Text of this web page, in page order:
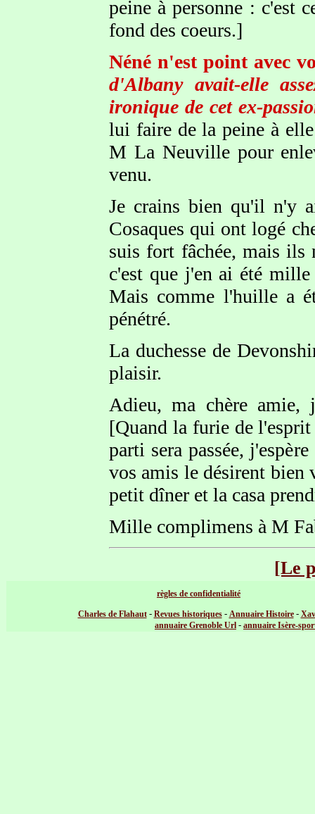
peine à personne : c'est
fond des coeurs.]
Néné n'est point avec
d'Albany avait-elle
ironique de cet ex-
lui faire de la peine à
M La Neuville pour
venu.
Je crains bien qu'il n'y
Cosaques qui ont logé
suis fort fâchée, mais ils
c'est que j'en ai été
Mais comme l'huille a
pénétré.
La duchesse de
plaisir.
Adieu, ma chère amie,
[Quand la furie de
parti sera passée,
vos amis le désirent bien
petit dîner et la casa
Mille complimens à M
[Le
règles de confidentialité
Charles de Flahaut- Revues historiques- Annuaire Histoire-
annuaire Grenoble Url - annuaire Isère-